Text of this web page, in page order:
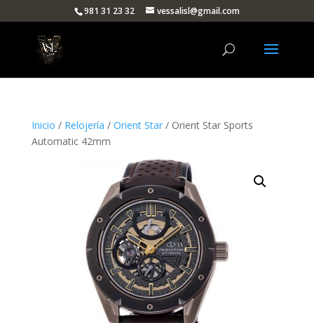
981 31 23 32 vessalisl@gmail.com
Inicio / Relojería / Orient Star/ Orient Star Sports
Automatic 42mm